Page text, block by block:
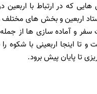
که در ارتباط با اربعین
اربعین و بخش های
و آماده سازی ها از
تا اینجا اربعینی با شکوه
تا پایان پیش برود.